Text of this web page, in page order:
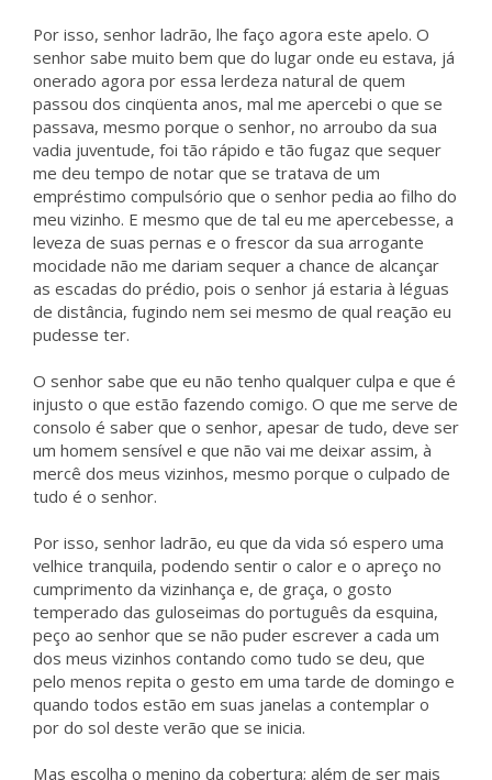
Por isso, senhor ladrão, lhe faço agora este apelo. O
senhor sabe muito bem que do lugar onde eu estava, já
onerado agora por essa lerdeza natural de quem
passou dos cinqüenta anos, mal me apercebi o que se
passava, mesmo porque o senhor, no arroubo da sua
vadia juventude, foi tão rápido e tão fugaz que sequer
me deu tempo de notar que se tratava de um
empréstimo compulsório que o senhor pedia ao filho do
meu vizinho. E mesmo que de tal eu me apercebesse, a
leveza de suas pernas e o frescor da sua arrogante
mocidade não me dariam sequer a chance de alcançar
as escadas do prédio, pois o senhor já estaria à léguas
de distância, fugindo nem sei mesmo de qual reação eu
pudesse ter.
O senhor sabe que eu não tenho qualquer culpa e que é
injusto o que estão fazendo comigo. O que me serve de
consolo é saber que o senhor, apesar de tudo, deve ser
um homem sensível e que não vai me deixar assim, à
mercê dos meus vizinhos, mesmo porque o culpado de
tudo é o senhor.
Por isso, senhor ladrão, eu que da vida só espero uma
velhice tranquila, podendo sentir o calor e o apreço no
cumprimento da vizinhança e, de graça, o gosto
temperado das guloseimas do português da esquina,
peço ao senhor que se não puder escrever a cada um
dos meus vizinhos contando como tudo se deu, que
pelo menos repita o gesto em uma tarde de domingo e
quando todos estão em suas janelas a contemplar o
por do sol deste verão que se inicia.
Mas escolha o menino da cobertura; além de ser mais